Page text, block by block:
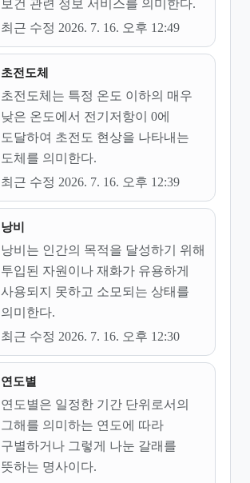
보건 관련 정보 서비스를 의미한다.
최근 수정 2026. 7. 16. 오후 12:49
초전도체
초전도체는 특정 온도 이하의 매우
낮은 온도에서 전기저항이 0에
도달하여 초전도 현상을 나타내는
도체를 의미한다.
최근 수정 2026. 7. 16. 오후 12:39
낭비
낭비는 인간의 목적을 달성하기 위해
투입된 자원이나 재화가 유용하게
사용되지 못하고 소모되는 상태를
의미한다.
최근 수정 2026. 7. 16. 오후 12:30
연도별
연도별은 일정한 기간 단위로서의
그해를 의미하는 연도에 따라
구별하거나 그렇게 나눈 갈래를
뜻하는 명사이다.